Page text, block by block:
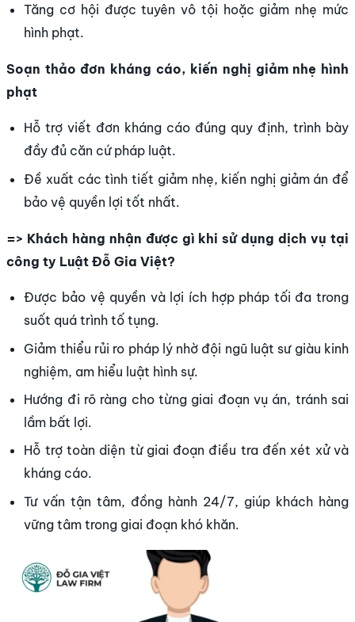
Tăng cơ hội được tuyên vô tội hoặc giảm nhẹ mức
hình phạt.
Soạn thảo đơn kháng cáo, kiến nghị giảm nhẹ hình
phạt
Hỗ trợ viết đơn kháng cáo đúng quy định, trình bày
đầy đủ căn cứ pháp luật.
Đề xuất các tình tiết giảm nhẹ, kiến nghị giảm án để
bảo vệ quyền lợi tốt nhất.
=> Khách hàng nhận được gì khi sử dụng dịch vụ tại
công ty Luật Đỗ Gia Việt?
Được bảo vệ quyền và lợi ích hợp pháp tối đa trong
suốt quá trình tố tụng.
Giảm thiểu rủi ro pháp lý nhờ đội ngũ luật sư giàu kinh
nghiệm, am hiểu luật hình sự.
Hướng đi rõ ràng cho từng giai đoạn vụ án, tránh sai
lầm bất lợi.
Hỗ trợ toàn diện từ giai đoạn điều tra đến xét xử và
kháng cáo.
Tư vấn tận tâm, đồng hành 24/7, giúp khách hàng
vững tâm trong giai đoạn khó khăn.